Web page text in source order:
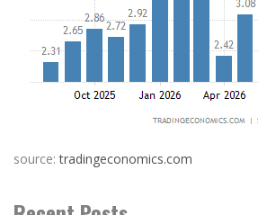
source:tradingeconomics.com